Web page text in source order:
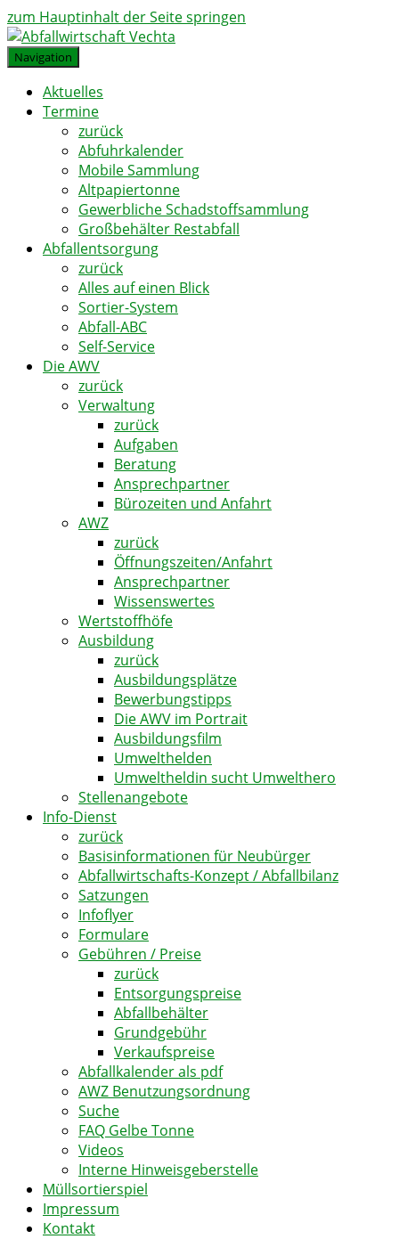
zum Hauptinhalt der Seite springen
Navigation
Aktuelles
Termine
zurück
Abfuhrkalender
Mobile Sammlung
Altpapiertonne
Gewerbliche Schadstoffsammlung
Großbehälter Restabfall
Abfallentsorgung
zurück
Alles auf einen Blick
Sortier-System
Abfall-ABC
Self-Service
Die AWV
zurück
Verwaltung
zurück
Aufgaben
Beratung
Ansprechpartner
Bürozeiten und Anfahrt
AWZ
zurück
Öffnungszeiten/Anfahrt
Ansprechpartner
Wissenswertes
Wertstoffhöfe
Ausbildung
zurück
Ausbildungsplätze
Bewerbungstipps
Die AWV im Portrait
Ausbildungsfilm
Umwelthelden
Umweltheldin sucht Umwelthero
Stellenangebote
Info-Dienst
zurück
Basisinformationen für Neubürger
Abfallwirtschafts-Konzept / Abfallbilanz
Satzungen
Infoflyer
Formulare
Gebühren / Preise
zurück
Entsorgungspreise
Abfallbehälter
Grundgebühr
Verkaufspreise
Abfallkalender als pdf
AWZ Benutzungsordnung
Suche
FAQ Gelbe Tonne
Videos
Interne Hinweisgeberstelle
Müllsortierspiel
Impressum
Kontakt